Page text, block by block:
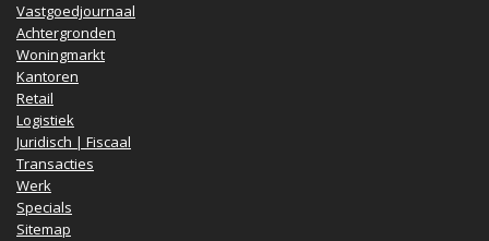
Vastgoedjournaal
Achtergronden
Woningmarkt
Kantoren
Retail
Logistiek
Juridisch | Fiscaal
Transacties
Werk
Specials
Sitemap